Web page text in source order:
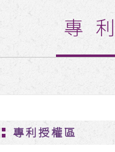
專
專利授權區